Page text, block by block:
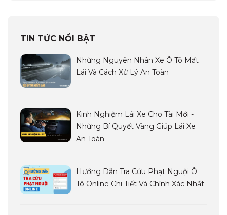
TIN TỨC NỔI BẬT
Những Nguyên Nhân Xe Ô Tô Mất
Lái Và Cách Xử Lý An Toàn
Kinh Nghiệm Lái Xe Cho Tài Mới -
Những Bí Quyết Vàng Giúp Lái Xe
An Toàn
Hướng Dẫn Tra Cứu Phạt Nguội Ô
Tô Online Chi Tiết Và Chính Xác Nhất